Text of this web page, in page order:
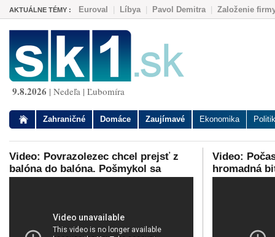
AKTUÁLNE TÉMY : Euroval Líbya| Pavol Demitra| Založenie
9.8.2026 | Nedeľa | Ľubomíra
Zahraničné Domáce Zaujímavé Ekonomika
Video: Povrazolezec chcel prejsť z
balóna do balóna. Pošmykol sa
Video:
hromadná